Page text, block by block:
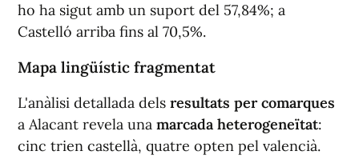
ho ha sigut amb un suport del 57,84%; a
Castelló arriba fins al 70,5%.
Mapa lingüístic fragmentat
L'anàlisi detallada dels resultats per comarques
a Alacant revela una marcada heterogeneïtat:
cinc trien castellà, quatre opten pel valencià.